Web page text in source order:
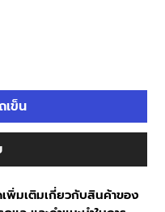
เข็น
พิ่มเติมเกี่ยวกับสินค้าของ